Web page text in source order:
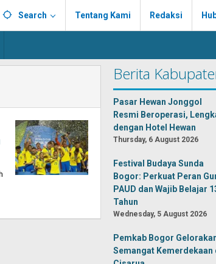
Search Tentang Kami Redaksi
Berita
Pasar Hewan Jonggol
Resmi Beroperasi,
dengan Hotel Hewan
Thursday, 6 August 2026
Festival Budaya Sunda
Bogor: Perkuat Peran
PAUD dan Wajib Belajar
Tahun
Wednesday, 5 August 2026
Pemkab Bogor
Semangat Kemerdekaan